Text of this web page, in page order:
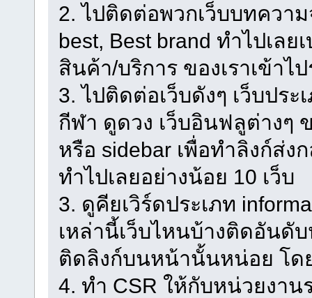
2. ไปติดต่อพวกเว็บบทควา
best, Best brand ทำไปเลย
สินค้า/บริการ ของเราเข้า
3. ไปติดต่อเว็บดังๆ เว็บประ
กีฬา ดูดวง เว็บอินฟลูต่างๆ
หรือ sidebar เพื่อทำลิงก์ส่ง
ทำไปเลยอย่างน้อย 10 เว็บ
3. ดูคียเวิร์ดประเภท
เหล่านี้เว็บไหนบ้างติดอันดั
ติดลิงก์บนหน้านั้นหน่อย โด
4. ทำ CSR ให้กับหน่วยงาน